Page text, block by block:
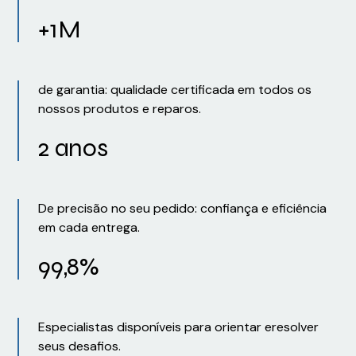
+1M
de garantia: qualidade certificada em todos os
nossos produtos e reparos.
2 anos
De precisão no seu pedido: confiança e eficiência
em cada entrega.
99,8%
Especialistas disponíveis para orientar eresolver
seus desafios.